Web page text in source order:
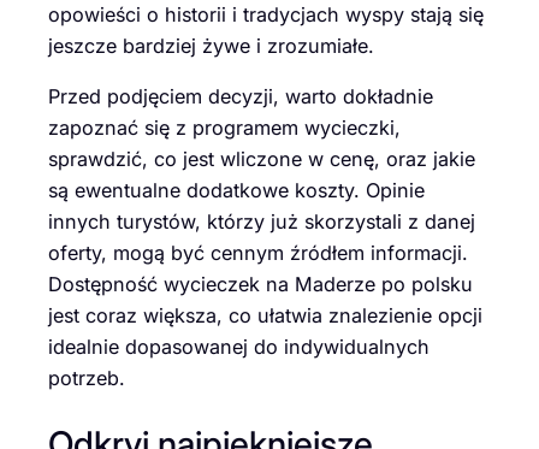
opowieści o historii i tradycjach wyspy stają się
jeszcze bardziej żywe i zrozumiałe.
Przed podjęciem decyzji, warto dokładnie
zapoznać się z programem wycieczki,
sprawdzić, co jest wliczone w cenę, oraz jakie
są ewentualne dodatkowe koszty. Opinie
innych turystów, którzy już skorzystali z danej
oferty, mogą być cennym źródłem informacji.
Dostępność wycieczek na Maderze po polsku
jest coraz większa, co ułatwia znalezienie opcji
idealnie dopasowanej do indywidualnych
potrzeb.